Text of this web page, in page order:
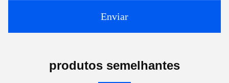
Enviar
produtos semelhantes